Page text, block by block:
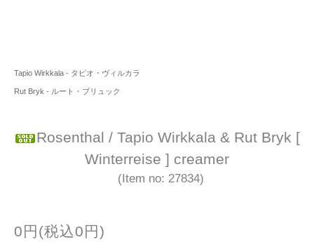
Tapio Wirkkala - タピオ・ヴィルカラ
Rut Bryk - ルート・ブリュック
Rosenthal / Tapio Wirkkala & Rut Bryk [
Winterreise ] creamer
(Item no: 27834)
0円(税込0円)